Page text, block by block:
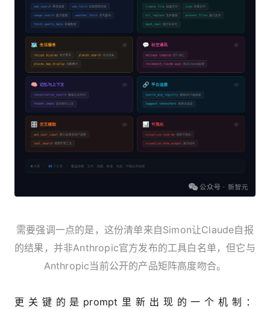
需要强调一点的是，这份清单来自Simon让Claude自报
的结果，并非Anthropic官方发布的工具白名单，但它与
Anthropic当前公开的产品矩阵高度吻合。
更关键的是prompt里新出现的一个机制：